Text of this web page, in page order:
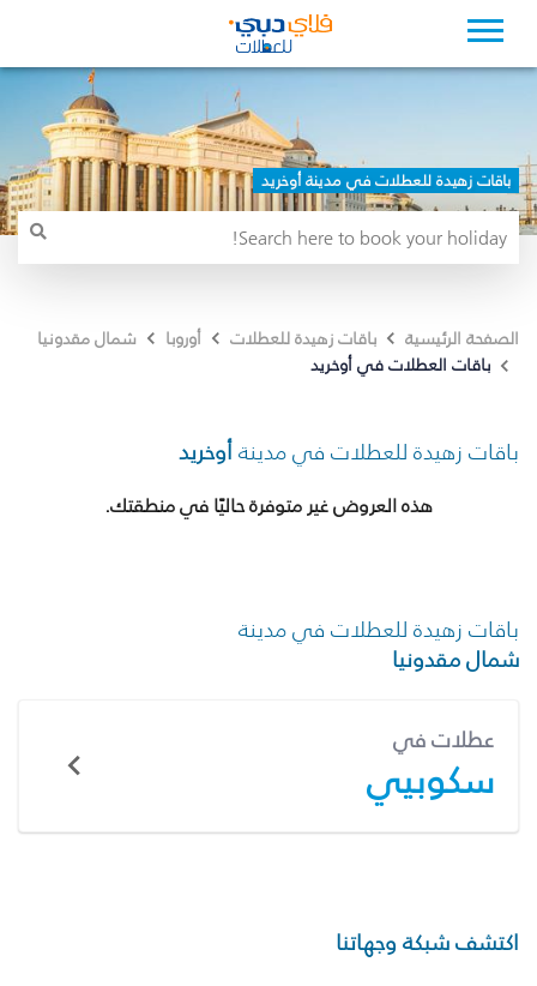
باقات زهيدة للعطلات في مدينة أوخريد
الصفحة الرئيسية باقات زهيدة للعطلات أوروبا
شمال مقدونيا
باقات العطلات في أوخريد
باقات زهيدة للعطلات في مدينةأوخريد
هذه العروض غير متوفرة حاليًا في منطقتك.
باقات زهيدة للعطلات في مدينة
شمال مقدونيا
عطلات في
سكوبيي
اكتشف شبكة وجهاتنا